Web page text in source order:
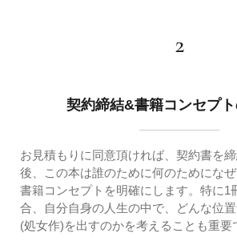
2
契約締結&書籍コンセプ
お見積もりに同意頂ければ、契約書を
後、この本は誰のために何のためにな
書籍コンセプトを明確にします。特に1
合、自分自身の人生の中で、どんな位
(処女作)を出すのかを考えることも重要